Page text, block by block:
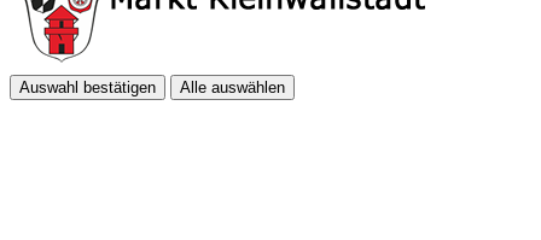
Auswahl bestätigen Alle auswählen